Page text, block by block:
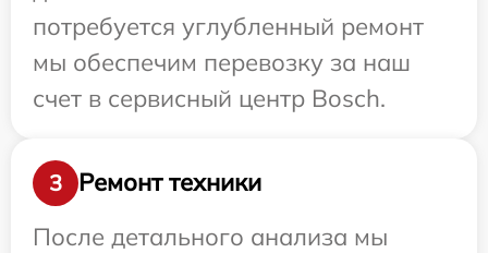
потребуется углубленный ремонт
мы обеспечим перевозку за наш
счет в сервисный центр Bosch.
3
Ремонт техники
После детального анализа мы